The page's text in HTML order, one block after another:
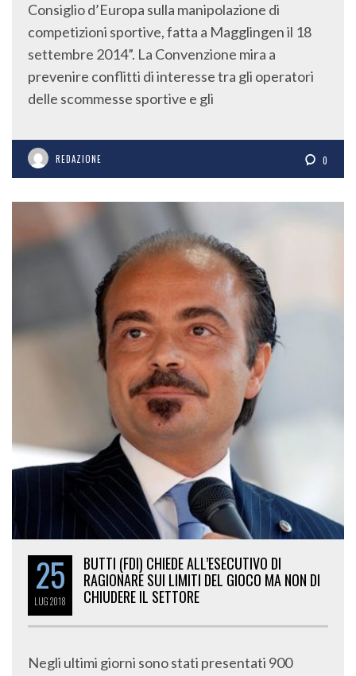
Consiglio d’Europa sulla manipolazione di
competizioni sportive, fatta a Magglingen il 18
settembre 2014”. La Convenzione mira a
prevenire conflitti di interesse tra gli operatori
delle scommesse sportive e gli
REDAZIONE 0
25
LUG2018
BUTTI (FDI) CHIEDE ALL’ESECUTIVO DI
RAGIONARE SUI LIMITI DEL GIOCO MA NON DI
CHIUDERE IL SETTORE
Negli ultimi giorni sono stati presentati 900